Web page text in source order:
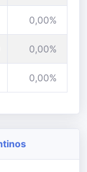
0,00%
0,00%
0,00%